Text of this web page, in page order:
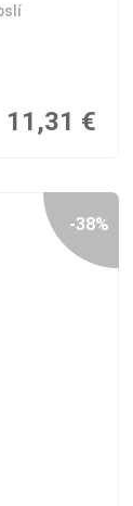
11,31 €
-38%